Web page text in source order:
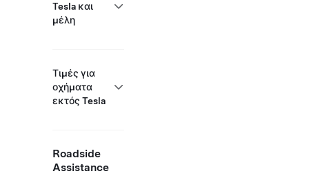
Tesla και
μέλη
Τιμές για
οχήματα
εκτός Tesla
Roadside
Assistance